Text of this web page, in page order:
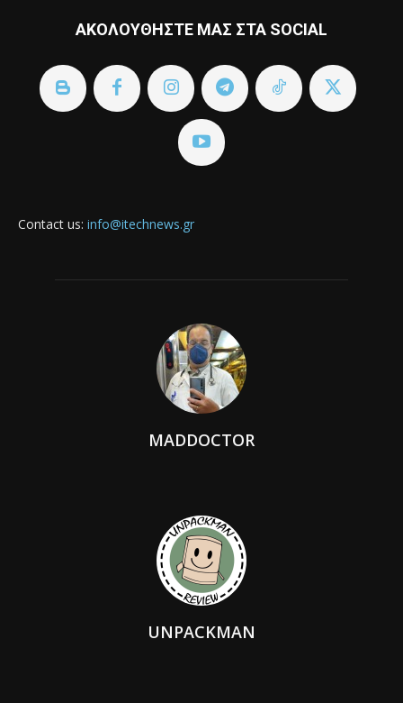
ΑΚΟΛΟΥΘΗΣΤΕ ΜΑΣ ΣΤΑ SOCIAL
Contact us: info@itechnews.gr
MADDOCTOR
UNPACKMAN